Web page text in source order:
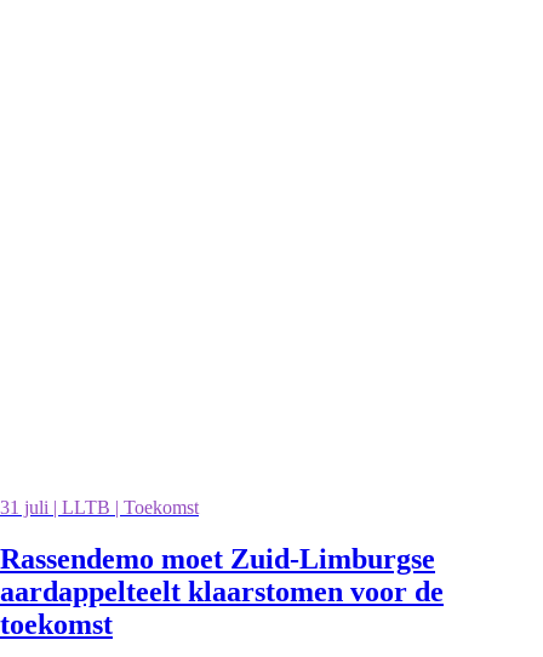
31 juli | LLTB | Toekomst
Rassendemo moet Zuid-Limburgse
aardappelteelt klaarstomen voor de
toekomst